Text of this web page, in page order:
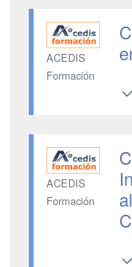
ACEDIS
Formación
ACEDIS
Formación